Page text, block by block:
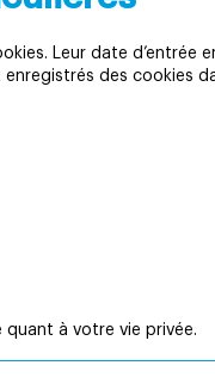
Leur date d’entrée
des cookies
à votre vie privée.